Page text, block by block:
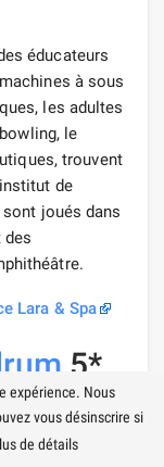
éducateurs
à sous
les adultes
le
trouvent
de
joués dans
des
Lara & Spa
5*
expérience. Nous
vous désinscrire si
de détails